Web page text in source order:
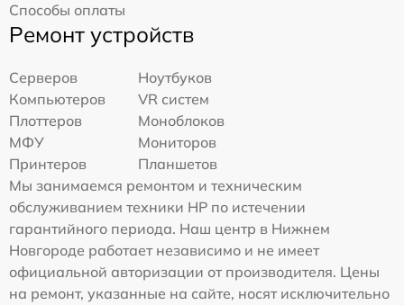
Способы оплаты
Ремонт устройств
Серверов
Ноутбуков
Компьютеров
VR систем
Плоттеров
Моноблоков
МФУ
Мониторов
Принтеров
Планшетов
Мы занимаемся ремонтом и техническим
обслуживанием техники HP по истечении
гарантийного периода. Наш центр в Нижнем
Новгороде работает независимо и не имеет
официальной авторизации от производителя. Цены
на ремонт, указанные на сайте, носят исключительно